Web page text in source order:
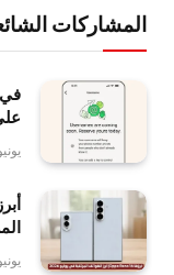
المشاركات
يونيو 30,
يونيو 30,